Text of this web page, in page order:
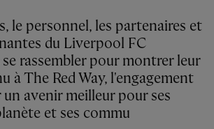
le personnel, les partenaires et
du Liverpool FC
rassembler pour montrer leur
à The Red Way, l'engagement
un avenir meilleur pour ses
et ses commu